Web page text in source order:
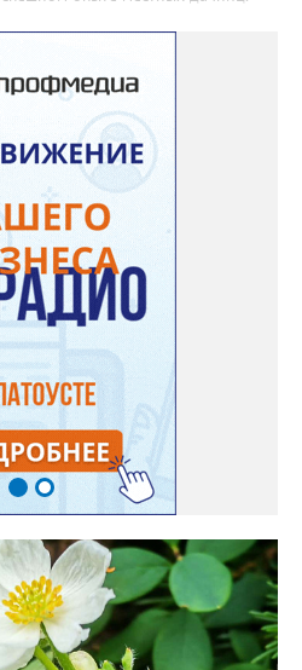
хозяйка частного
вдоль забора, потому что
Вот уже второй год растет и
саженцы: аромат и до них
лаванду в пучки, сушу –
Лаванда широко
Семена, отметила собеседница
«Вознесенская узколистная».
укрытия. Всхожесть оказалась
семян из каждой пачки четыре
После покупки (по весне)
семена в холодильник на два
мелкой корой. Семена
Если иногда срезать
вокруг куртины, лаванда
секрет – этот символ
почву. Добавляйте в посадочную
хороший дренаж. В первый год
убирать, чтобы силы куста
системы. А со второго года
силу! Фото: Екатерина Бойко,
Обсуждение новости здесь